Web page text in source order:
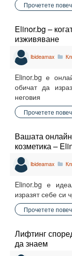
Прочетете
Elinor.bg –
изживяване
lbideamax
Elinor.bg е
обичат да
неговия
Прочетете
Вашата
козметика –
lbideamax
Elinor.bg е
изразят себе си
Прочетете
Лифтинг
да знаем